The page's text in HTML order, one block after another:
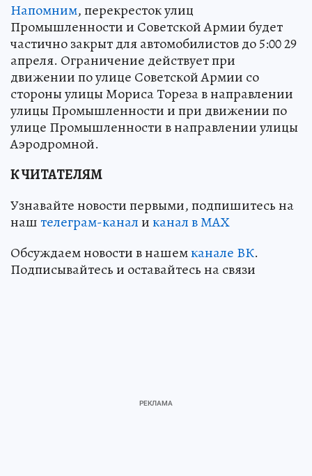
Напомним, перекресток улиц
Промышленности и Советской Армии будет
частично закрыт для автомобилистов до 5:00 29
апреля. Ограничение действует при
движении по улице Советской Армии со
стороны улицы Мориса Тореза в направлении
улицы Промышленности и при движении по
улице Промышленности в направлении улицы
Аэродромной.
К ЧИТАТЕЛЯМ
Узнавайте новости первыми, подпишитесь на
наштелеграм-каналиканал в МАХ
Обсуждаем новости в нашемканале ВК.
Подписывайтесь и оставайтесь на связи